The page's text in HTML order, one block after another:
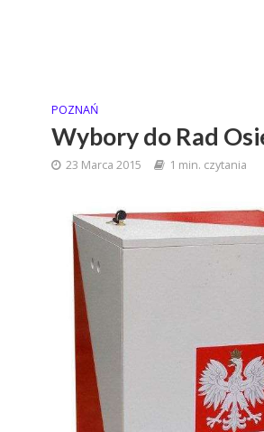
POZNAŃ
Wybory do Rad
23 Marca 2015 1 min. czytania